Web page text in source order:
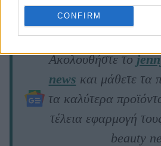
CONFIRM
Ακολουθήστε το
news και μάθετε τα
τα καλύτερα
τέλεια εφαρμογή
beauty